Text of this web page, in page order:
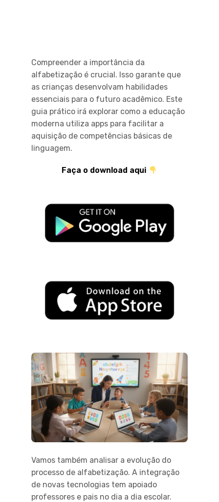
Compreender a importância da
alfabetização é crucial. Isso garante que
as crianças desenvolvam habilidades
essenciais para o futuro acadêmico. Este
guia prático irá explorar como a educação
moderna utiliza apps para facilitar a
aquisição de competências básicas de
linguagem.
Faça o download aqui
Vamos também analisar a evolução do
processo de alfabetização. A integração
de novas tecnologias tem apoiado
professores e pais no dia a dia escolar.